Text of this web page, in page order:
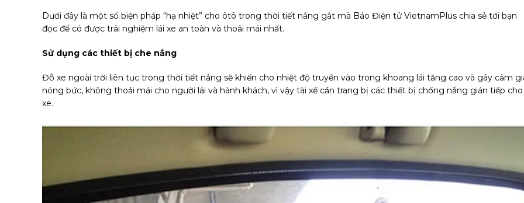
Dưới đây là một số biện pháp “hạ nhiệt” cho ôtô trong thời tiết nắng gắt mà Báo Điện tử VietnamPlus chia sẻ tới bạn
đọc để có được trải nghiệm lái xe an toàn và thoải mái nhất.
Sử dụng các thiết bị che nắng
Đỗ xe ngoài trời liên tục trong thời tiết nắng sẽ khiến cho nhiệt độ truyền vào trong khoang lái tăng cao và gây cảm
nóng bức, không thoải mái cho người lái và hành khách, vì vậy tài xế cần trang bị các thiết bị chống nắng gián tiếp cho
xe.